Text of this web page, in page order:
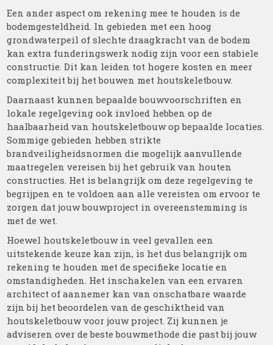
Een ander aspect om rekening mee te houden is de
bodemgesteldheid. In gebieden met een hoog
grondwaterpeil of slechte draagkracht van de bodem
kan extra funderingswerk nodig zijn voor een stabiele
constructie. Dit kan leiden tot hogere kosten en meer
complexiteit bij het bouwen met houtskeletbouw.
Daarnaast kunnen bepaalde bouwvoorschriften en
lokale regelgeving ook invloed hebben op de
haalbaarheid van houtskeletbouw op bepaalde locaties.
Sommige gebieden hebben strikte
brandveiligheidsnormen die mogelijk aanvullende
maatregelen vereisen bij het gebruik van houten
constructies. Het is belangrijk om deze regelgeving te
begrijpen en te voldoen aan alle vereisten om ervoor te
zorgen dat jouw bouwproject in overeenstemming is
met de wet.
Hoewel houtskeletbouw in veel gevallen een
uitstekende keuze kan zijn, is het dus belangrijk om
rekening te houden met de specifieke locatie en
omstandigheden. Het inschakelen van een ervaren
architect of aannemer kan van onschatbare waarde
zijn bij het beoordelen van de geschiktheid van
houtskeletbouw voor jouw project. Zij kunnen je
adviseren over de beste bouwmethode die past bij jouw